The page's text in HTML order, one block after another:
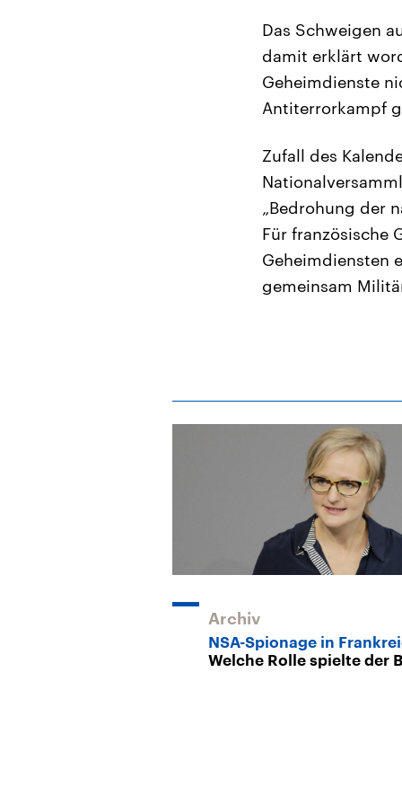
Das Schweigen
damit erklärt
Geheimdienste
Antiterrorkampf
Zufall des
„Bedrohung der
Für französische
Geheimdiensten
gemeinsam
Archiv
NSA-Spionage in
Welche Rolle spielte der